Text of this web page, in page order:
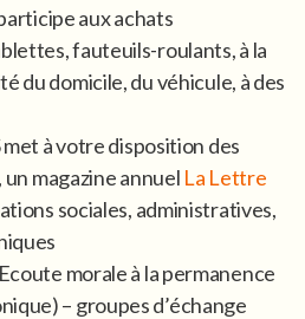
aux achats
fauteuils-roulants, à la
du domicile, du véhicule, à des
à votre disposition des
, un magazine annuel La Lettre
sociales, administratives,
morale à la permanence
– groupes d’échange